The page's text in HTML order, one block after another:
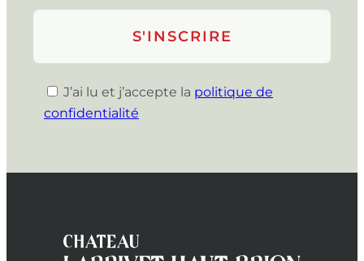
J’ai lu et j’accepte la politique de
confidentialité